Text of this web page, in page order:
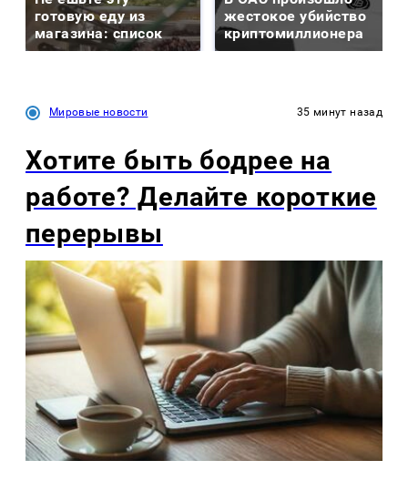
готовую еду из
магазина: список
жестокое убийство
криптомиллионера
Мировые новости 35 минут назад
Хотите быть бодрее на
работе? Делайте короткие
перерывы